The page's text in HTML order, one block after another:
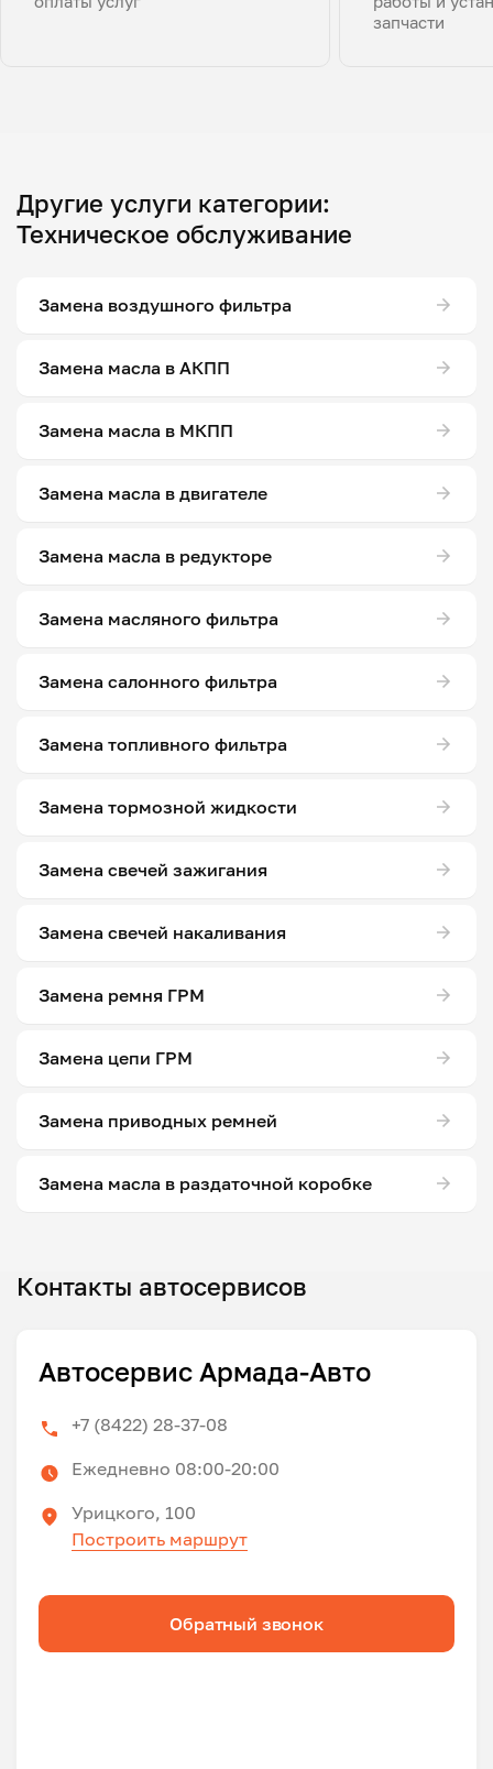
запчасти
Другие услуги категории:
Техническое обслуживание
Замена воздушного фильтра
Замена масла в АКПП
Замена масла в МКПП
Замена масла в двигателе
Замена масла в редукторе
Замена масляного фильтра
Замена салонного фильтра
Замена топливного фильтра
Замена тормозной жидкости
Замена свечей зажигания
Замена свечей накаливания
Замена ремня ГРМ
Замена цепи ГРМ
Замена приводных ремней
Замена масла в раздаточной коробке
Контакты автосервисов
Автосервис Армада-Авто
+7 (8422) 28-37-08
Ежедневно 08:00-20:00
Урицкого, 100
Построить маршрут
Обратный звонок